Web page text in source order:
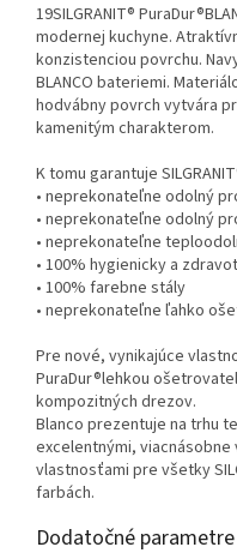
19SILGRANIT®
modernej kuchyne.
konzistenciou povrchu.
BLANCO bateriemi.
hodvábny povrch vytvára
kamenitým charakterom.
K tomu garantuje
• neprekonateľne odolný
• neprekonateľne odolný
• neprekonateľne
• 100% hygienicky a
• 100% farebne stály
• neprekonateľne ľahko
Pre nové, vynikajúce
PuraDur®lehkou
kompozitných drezov.
Blanco prezentuje na trhu
excelentnými,
vlastnosťami pre všetky
farbách.
Dodatočné parametre